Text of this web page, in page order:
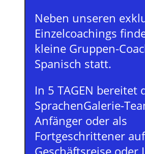
Neben unseren
Einzelcoachings
kleine Gruppen-
Spanisch statt.
In 5 TAGEN bereitet
SprachenGalerie-
Anfänger oder als
Fortgeschrittener